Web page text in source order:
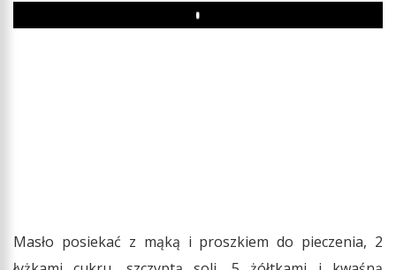
Play
Masło posiekać z mąką i proszkiem do pieczenia, 2